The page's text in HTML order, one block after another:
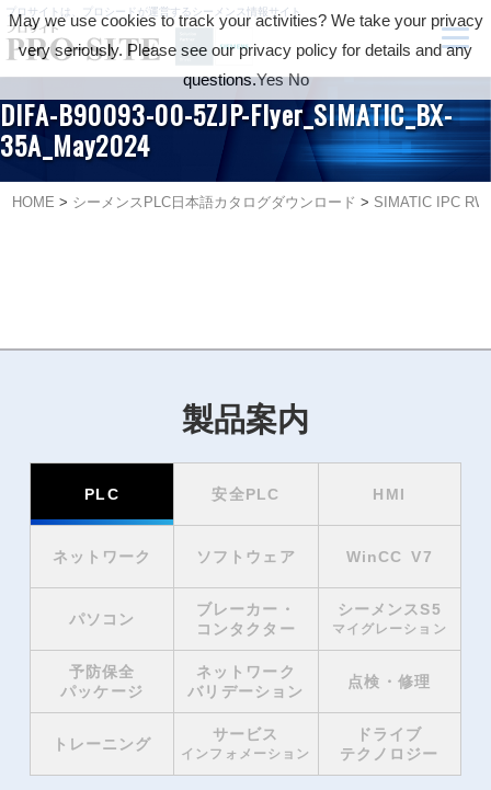
プロサイトは、プロシードが運営するシーメンス情報サイト
DIFA-B90093-00-5ZJP-Flyer_SIMATIC_BX-
35A_May2024
HOME > シーメンスPLC日本語カタログダウンロード > SIMATIC IPC
製品案内
PLC 安全PLC HMI
ネットワーク ソフトウェア WinCC V7
パソコン
ブレーカー・
コンタクター
シーメンスS5
マイグレーション
予防保全
パッケージ
ネットワーク
バリデーション
点検・修理
トレーニング
サービス
インフォメーション
ドライブ
テクノロジー
May we use cookies to track your activities? We take your privacy
very seriously. Please see our privacy policy for details and any
questions.Yes No